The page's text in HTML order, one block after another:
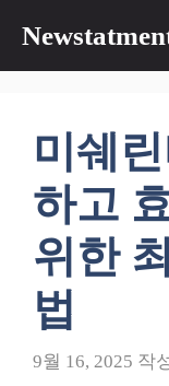
츠
미쉐
하고
위한
법
9월 16, 2025 작